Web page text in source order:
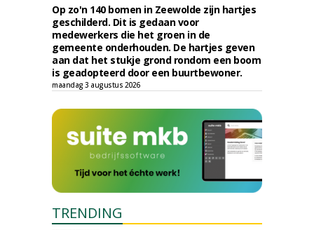
Op zo'n 140 bomen in Zeewolde zijn hartjes
geschilderd. Dit is gedaan voor
medewerkers die het groen in de
gemeente onderhouden. De hartjes geven
aan dat het stukje grond rondom een boom
is geadopteerd door een buurtbewoner.
maandag 3 augustus 2026
TRENDING